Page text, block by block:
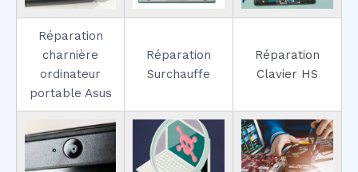
Réparation
charnière
ordinateur
portable Asus
Réparation
Surchauffe
Réparation
Clavier HS